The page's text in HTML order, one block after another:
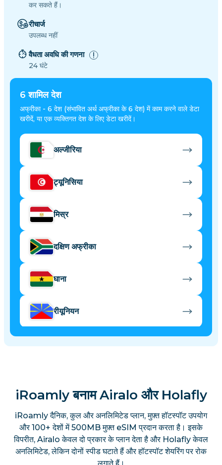
6 शामिल देश
अफ्रीका - 6 देश (संभावित अर्थ अफ्रीका के 6 देश) में काम करने वाले डेटा
खरीदें, या एक व्यक्तिगत देश के लिए डेटा खरीदें।
अल्जीरिया
ट्यूनिसिया
मिस्र
दक्षिण अफ्रीका
घाना
रीयूनियन
कर सकते हैं।
रीचार्ज
उपलब्ध नहीं
वैधता अवधि की गणना
24 घंटे
iRoamly बनाम Airalo और Holafly
iRoamly दैनिक, कुल और अनलिमिटेड प्लान, मुफ़्त हॉटस्पॉट उपयोग
और 100+ देशों में 500MB मुफ़्त eSIM प्रदान करता है। इसके
विपरीत, Airalo केवल दो प्रकार के प्लान देता है और Holafly केवल
अनलिमिटेड, लेकिन दोनों स्पीड घटाते हैं और हॉटस्पॉट शेयरिंग पर रोक